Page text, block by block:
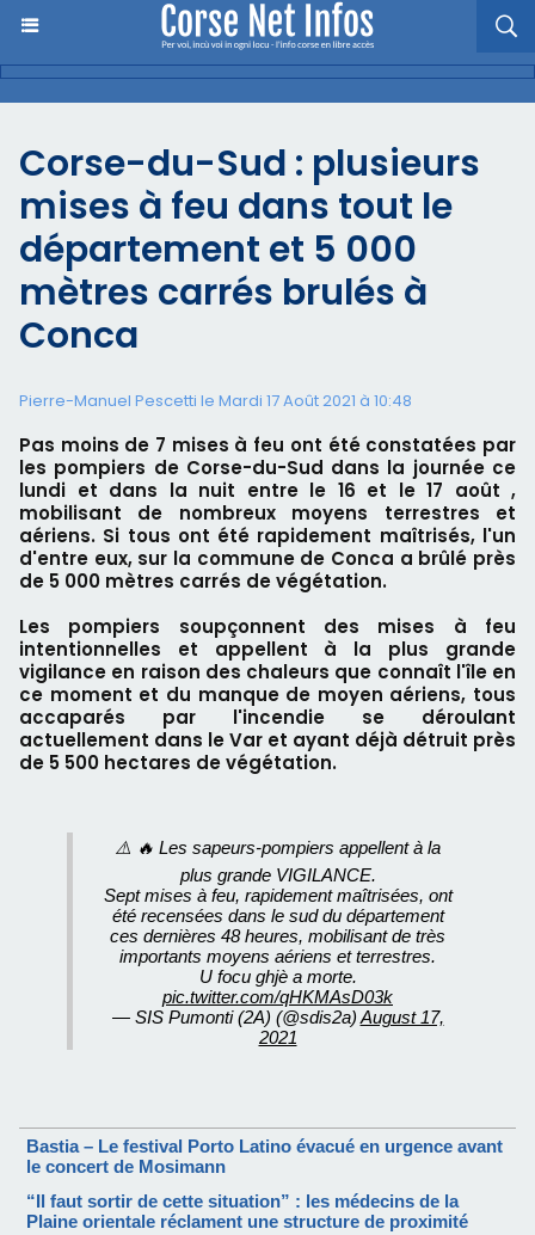
Corse-du-Sud : plusieurs
mises à feu dans tout le
département et 5 000
mètres carrés brulés à
Conca
Pierre-Manuel Pescetti le Mardi 17 Août 2021 à 10:48
Pas moins de 7 mises à feu ont été constatées par
les pompiers de Corse-du-Sud dans la journée ce
lundi et dans la nuit entre le 16 et le 17 août ,
mobilisant de nombreux moyens terrestres et
aériens. Si tous ont été rapidement maîtrisés, l'un
d'entre eux, sur la commune de Conca a brûlé près
de 5 000 mètres carrés de végétation.
Les pompiers soupçonnent des mises à feu
intentionnelles et appellent à la plus grande
vigilance en raison des chaleurs que connaît l'île en
ce moment et du manque de moyen aériens, tous
accaparés par l'incendie se déroulant
actuellement dans le Var et ayant déjà détruit près
de 5 500 hectares de végétation.
⚠️ 🔥 Les sapeurs-pompiers appellent à la
plus grande VIGILANCE.
Sept mises à feu, rapidement maîtrisées, ont
été recensées dans le sud du département
ces dernières 48 heures, mobilisant de très
importants moyens aériens et terrestres.
U focu ghjè a morte.
pic.twitter.com/qHKMAsD03k
— SIS Pumonti (2A) (@sdis2a) August 17,
2021
Bastia – Le festival Porto Latino évacué en urgence avant
le concert de Mosimann
“Il faut sortir de cette situation” : les médecins de la
Plaine orientale réclament une structure de proximité